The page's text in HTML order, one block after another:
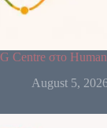
G Centre στο
August 5,